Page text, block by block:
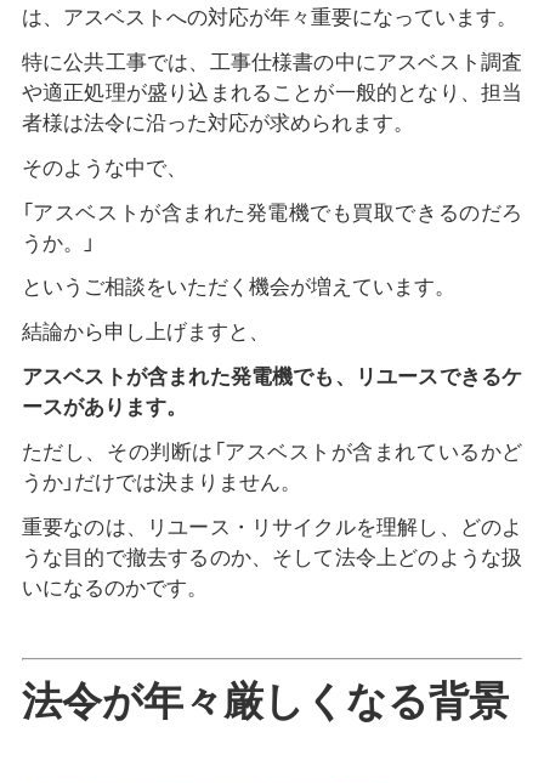
は、アスベストへの対応が年々重要になっています。
特に公共工事では、工事仕様書の中にアスベスト調査
や適正処理が盛り込まれることが一般的となり、担当
者様は法令に沿った対応が求められます。
そのような中で、
「アスベストが含まれた発電機でも買取できるのだろ
うか。」
というご相談をいただく機会が増えています。
結論から申し上げますと、
アスベストが含まれた発電機でも、リユースできるケ
ースがあります。
ただし、その判断は「アスベストが含まれているかど
うか」だけでは決まりません。
重要なのは、リユース・リサイクルを理解し、どのよ
うな目的で撤去するのか、そして法令上どのような扱
いになるのかです。
法令が年々厳しくなる背景